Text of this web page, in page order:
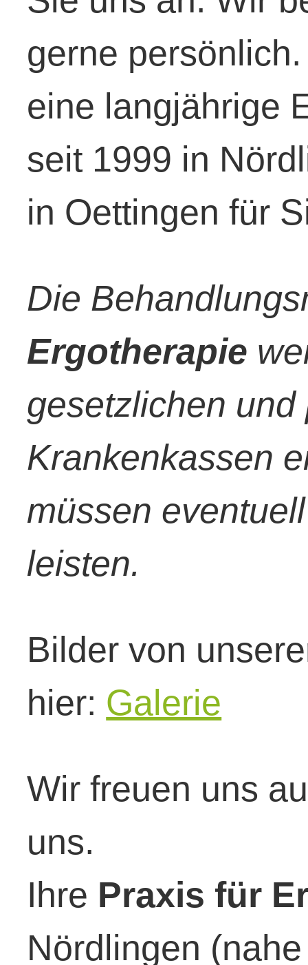
gerne
eine langjährige
seit 1999 in
in Oettingen für
Die
Ergotherapie
gesetzlichen und
Krankenkassen
müssen
leisten.
Bilder von
hier: Galerie
Wir freuen uns
uns.
Ihre Praxis für
Nördlingen